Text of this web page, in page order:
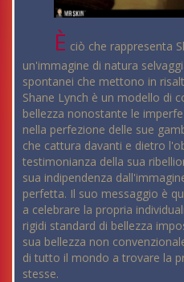
È ciò che rappresenta
un'immagine di natura
spontanei che mettono in
Shane Lynch è un modello di
bellezza nonostante le
nella perfezione delle sue
che cattura davanti e dietro
testimonianza della sua
sua indipendenza
perfetta. Il suo messaggio è
a celebrare la propria
rigidi standard di bellezza
sua bellezza non
di tutto il mondo a trovare la
stesse.